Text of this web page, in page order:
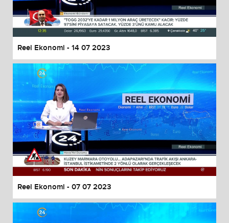
End of dialog window.
Reel Ekonomi - 14 07 2023
Reel Ekonomi - 07 07 2023